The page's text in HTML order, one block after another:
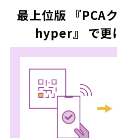
最上位版 『PCA
hyper』 で更